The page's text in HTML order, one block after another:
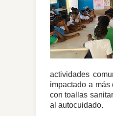
actividades
impactado a
con toallas
al autocuidado.